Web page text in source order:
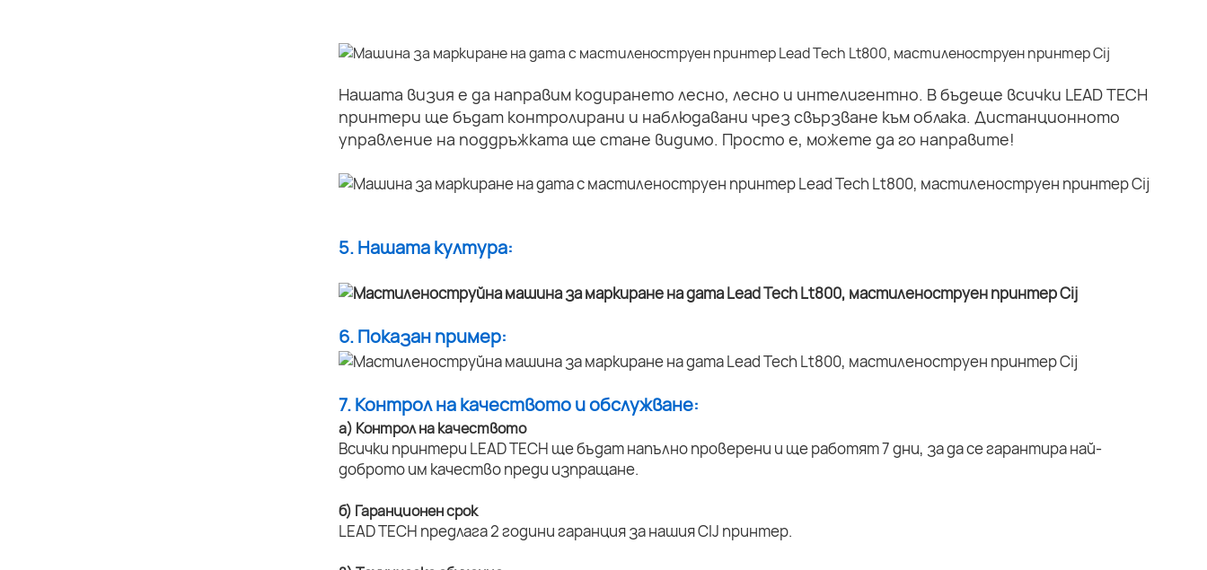
Нашата визия е да направим кодирането лесно, лесно и интелигентно. В бъдеще всички LEAD TECH
принтери ще бъдат контролирани и наблюдавани чрез свързване към облака. Дистанционното
управление на поддръжката ще стане видимо. Просто е, можете да го направите!
5. Нашата култура:
6. Показан пример:
7. Контрол на качеството и обслужване:
а) Контрол на качеството
Всички принтери LEAD TECH ще бъдат напълно проверени и ще работят 7 дни, за да се гарантира най-
доброто им качество преди изпращане.
б) Гаранционен срок
LEAD TECH предлага 2 години гаранция за нашия CIJ принтер.